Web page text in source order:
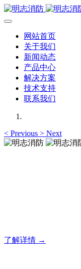
网站首页
关于我们
新闻动态
产品中心
解决方案
技术支持
联系我们
< Previous > Next
了解详情 →